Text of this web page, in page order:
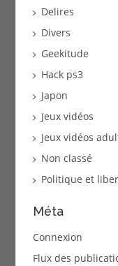
Delires
Divers
Geekitude
Hack ps3
Japon
Jeux vidéos
Jeux vidéos
Non classé
Politique et
Méta
Connexion
Flux des